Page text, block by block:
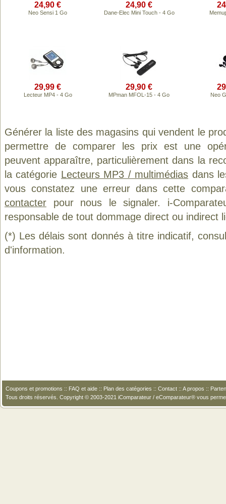
24,90 €
Neo Sensi 1 Go
24,90 €
Dane-Elec Mini Touch - 4 Go
29,99 €
Lecteur MP4 - 4 Go
29,90 €
MPman MFOL-15 - 4 Go Neo
Générer la liste des magasins qui vendent le
permettre de comparer les prix est une
peuvent apparaître, particulièrement dans la
la catégorie Lecteurs MP3 / multimédias dans
vous constatez une erreur dans cette
contacter pour nous le signaler. i-
responsable de tout dommage direct ou indirect
(*) Les délais sont donnés à titre indicatif,
d'information.
Coupons et promotions :: FAQ et aide :: Plan des catégories :: Contact :: A propos ::
Tous droits réservés. Copyright © 2003-2021 iComparateur / eComparateur® vous